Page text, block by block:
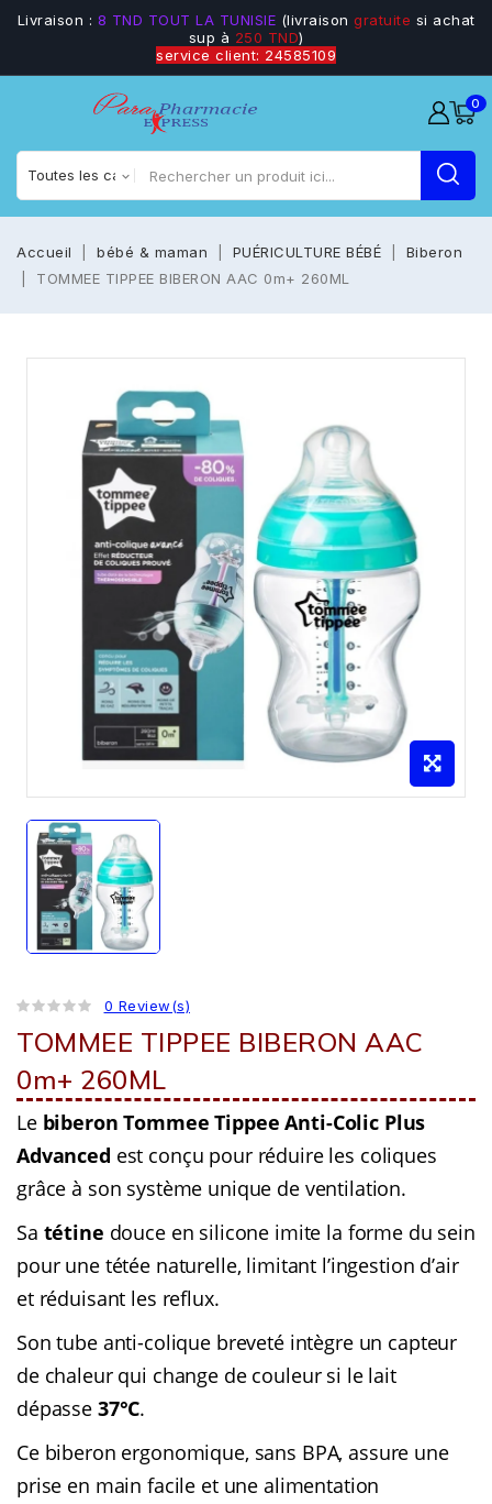
Livraison : 8 TND TOUT LA TUNISIE (livraison gratuite si achat
sup à 250 TND)
service client: 24585109
0
Accueil bébé & maman PUÉRICULTURE BÉBÉ
Biberon
TOMMEE TIPPEE BIBERON AAC 0m+ 260ML
0 Review(s)
TOMMEE TIPPEE BIBERON AAC
0m+ 260ML
Le biberon Tommee Tippee Anti-Colic Plus
Advanced est conçu pour réduire les coliques
grâce à son système unique de ventilation.
Sa tétine douce en silicone imite la forme du sein
pour une tétée naturelle, limitant l’ingestion d’air
et réduisant les reflux.
Son tube anti-colique breveté intègre un capteur
de chaleur qui change de couleur si le lait
dépasse 37°C.
Ce biberon ergonomique, sans BPA, assure une
prise en main facile et une alimentation